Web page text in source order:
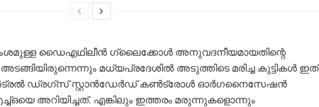
ഡൈഎഥിലീൻ ഗ്ലൈക്കോൾ അനുവദനീയമായതിന്റെ
മധ്യപ്രദേശിൽ അടുത്തിടെ മരിച്ച കുട്ടികൾ ഇത്
ഡ്രഗ്സ് സ്റ്റാൻഡേർഡ് കൺട്രോൾ ഓർഗനൈസേഷൻ
അറിയിച്ചത്. എങ്കിലും ഇത്തരം മരുന്നുകളൊന്നും